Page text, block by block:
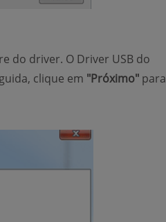
do driver. O Driver USB do
clique em "Próximo" para